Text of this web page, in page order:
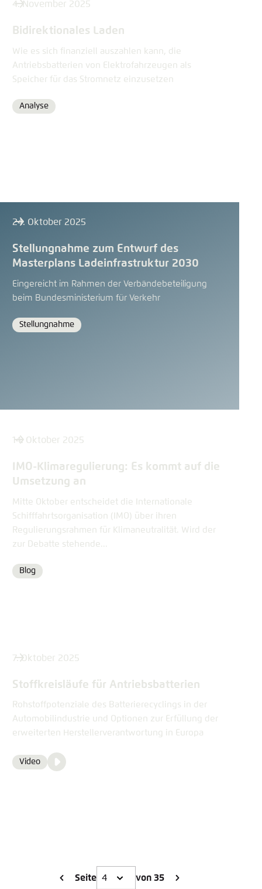
4. November 2025
Bidirektionales Laden
Wie es sich finanziell auszahlen kann, die
Antriebsbatterien von Elektrofahrzeugen als
Speicher für das Stromnetz einzusetzen
Format
Analyse
24. Oktober 2025
Stellungnahme zum Entwurf des
Masterplans Ladeinfrastruktur 2030
Eingereicht im Rahmen der Verbändebeteiligung
beim Bundesministerium für Verkehr
Format
Stellungnahme
14. Oktober 2025
IMO-Klimaregulierung: Es kommt auf die
Umsetzung an
Mitte Oktober entscheidet die Internationale
Schifffahrtsorganisation (IMO) über ihren
Regulierungsrahmen für Klimaneutralität. Wird der
zur Debatte stehende...
Format
Blog
7. Oktober 2025
Stoffkreisläufe für Antriebsbatterien
Rohstoffpotenziale des Batterierecyclings in der
Automobilindustrie und Optionen zur Erfüllung der
erweiterten Herstellerverantwortung in Europa
Format
Video
Media
Video
Seite von 35